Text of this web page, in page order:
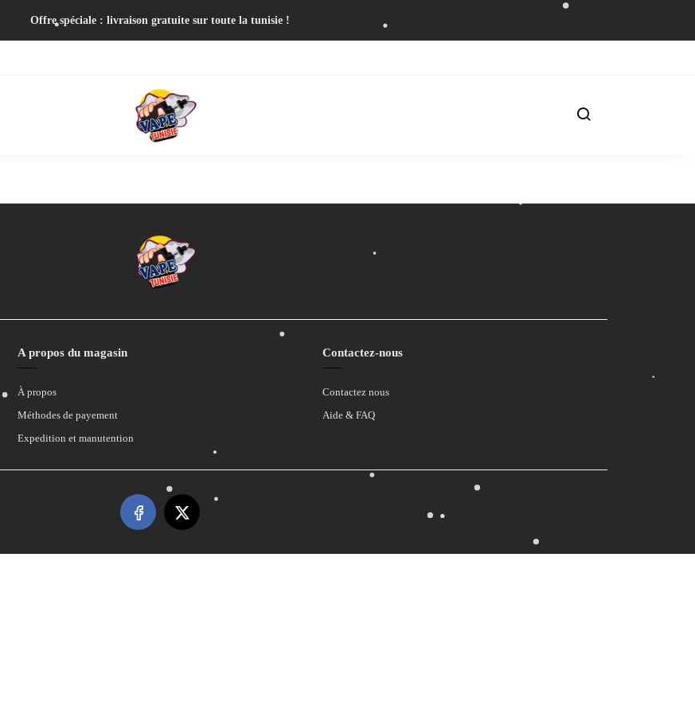
Offre spéciale : livraison gratuite sur toute la tunisie !
A propos du magasin
À propos
Méthodes de payement
Expedition et manutention
Contactez-nous
Contactez nous
Aide & FAQ